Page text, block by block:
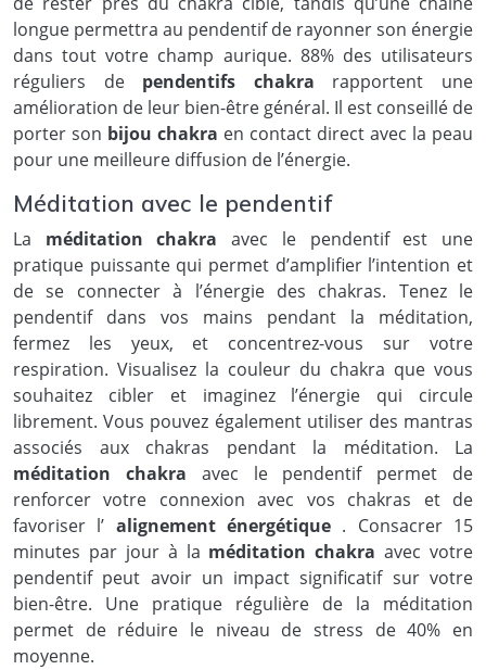
longue permettra au pendentif de rayonner son énergie
dans tout votre champ aurique. 88% des utilisateurs
réguliers de pendentifs chakra rapportent une
amélioration de leur bien-être général. Il est conseillé de
porter son bijou chakra en contact direct avec la peau
pour une meilleure diffusion de l’énergie.
Méditation avec le pendentif
La méditation chakraavec le pendentif est une
pratique puissante qui permet d’amplifier l’intention et
de se connecter à l’énergie des chakras. Tenez le
pendentif dans vos mains pendant la méditation,
fermez les yeux, et concentrez-vous sur votre
respiration. Visualisez la couleur du chakra que vous
souhaitez cibler et imaginez l’énergie qui circule
librement. Vous pouvez également utiliser des mantras
associés aux chakras pendant la méditation. La
méditation chakra avec le pendentif permet de
renforcer votre connexion avec vos chakras et de
favoriser l’ alignement énergétique . Consacrer 15
minutes par jour à la méditation chakraavec votre
pendentif peut avoir un impact significatif sur votre
bien-être. Une pratique régulière de la méditation
permet de réduire le niveau de stress de 40% en
moyenne.